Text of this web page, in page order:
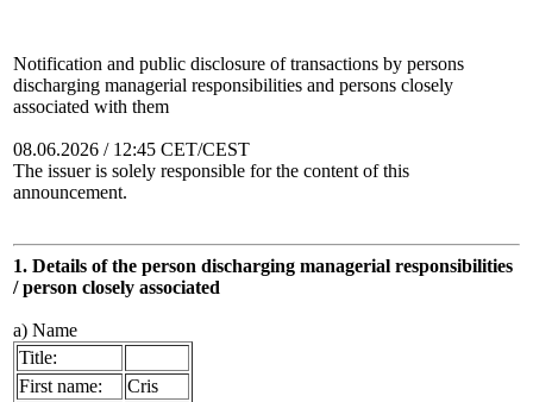
Notification and public disclosure of transactions by persons
discharging managerial responsibilities and persons closely
associated with them
08.06.2026 / 12:45 CET/CEST
The issuer is solely responsible for the content of this
announcement.
1. Details of the person discharging managerial responsibilities
/ person closely associated
a) Name
Title:
First name:
Cris